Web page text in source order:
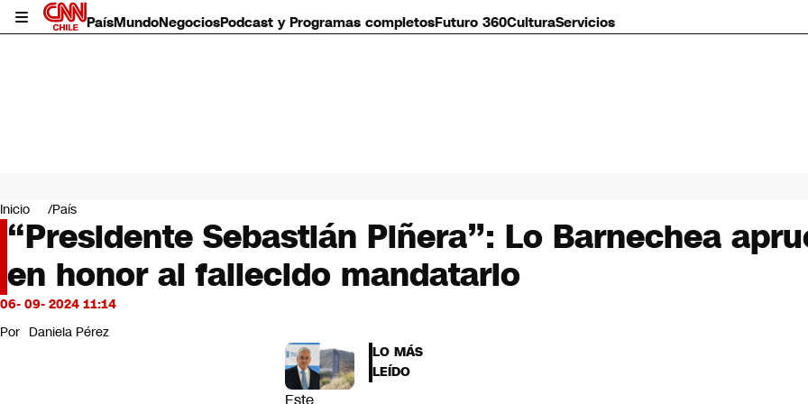
PaísMundoNegociosPodcast y Programas completosFuturo 360CulturaServicios
Mundo
Negocios
Deportes
Programas completos
Cultura
Servicios
Bits
CNN Data
Inicio País
“Presidente Sebastián Piñera”: Lo Barnechea
en honor al fallecido mandatario
06- 09- 2024 11:14
Por Daniela Pérez
Este
LO MÁS
LEÍDO